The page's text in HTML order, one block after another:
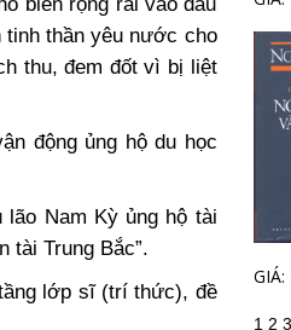
thần yêu nước cho
thu, đem đốt vì bị liệt
động ủng hộ du học
Nam Kỳ ủng hộ tài
tài Trung Bắc”.
lớp sĩ (trí thức), đề
1 2 3